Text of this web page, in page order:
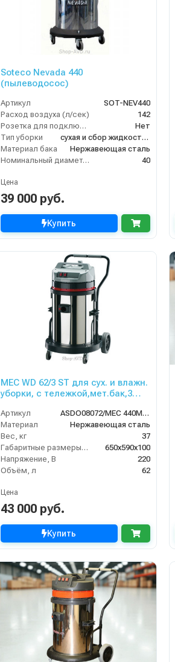
Soteco Nevada 440
(пылеводосос)
Артикул
SOT-NEV440
Расход воздуха (л/сек)
142
Розетка для подключения инструмента
Нет
Тип уборки
сухая и сбор жидкостей
Материал бака
Нержавеющая сталь
Номинальный диаметр принадлежностей (мм)
40
Цена
39 000 руб.
Купить
MEC WD 62/3 ST для сух. и влажн.
уборки, с тележкой,мет.бак,3
Артикул
ASDO08072/MEC 440M XP
Материал
Нержавеющая сталь
Вес, кг
37
Габаритные размеры, мм
650х590х100
Напряжение, В
220
Объём, л
62
Цена
43 000 руб.
Купить